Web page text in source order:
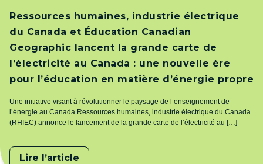
Ressources humaines, industrie électrique
du Canada et Éducation Canadian
Geographic lancent la grande carte de
l’électricité au Canada : une nouvelle ère
pour l’éducation en matière d’énergie propre
Une initiative visant à révolutionner le paysage de l’enseignement de
l’énergie au Canada Ressources humaines, industrie électrique du Canada
(RHIEC) annonce le lancement de la grande carte de l’électricité au […]
Lire l’article